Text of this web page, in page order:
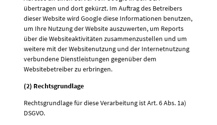
übertragen und dort gekürzt. Im Auftrag des Betreibers
dieser Website wird Google diese Informationen benutzen,
um Ihre Nutzung der Website auszuwerten, um Reports
über die Websiteaktivitäten zusammenzustellen und um
weitere mit der Websitenutzung und der Internetnutzung
verbundene Dienstleistungen gegenüber dem
Websitebetreiber zu erbringen.
(2) Rechtsgrundlage
Rechtsgrundlage für diese Verarbeitung ist Art. 6 Abs. 1a)
DSGVO.